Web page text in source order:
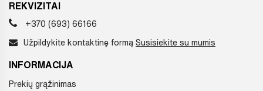
REKVIZITAI
+370 (693) 66166
Užpildykite kontaktinę formą Susisiekite su mumis
INFORMACIJA
Prekių grąžinimas